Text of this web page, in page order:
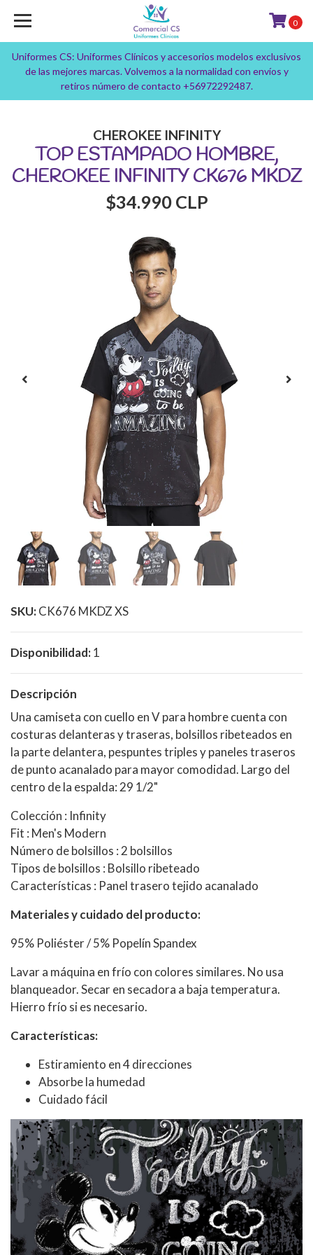
Uniformes CS: Uniformes Clínicos y accesorios modelos exclusivos
de las mejores marcas. Volvemos a la normalidad con envíos y
retiros número de contacto +56972292487.
0
CHEROKEE INFINITY
TOP ESTAMPADO HOMBRE,
CHEROKEE INFINITY CK676 MKDZ
$34.990 CLP
SKU:CK676 MKDZ XS
Disponibilidad:1
Descripción
Una camiseta con cuello en V para hombre cuenta con
costuras delanteras y traseras, bolsillos ribeteados en
la parte delantera, pespuntes triples y paneles traseros
de punto acanalado para mayor comodidad. Largo del
centro de la espalda: 29 1/2"
Colección : Infinity
Fit : Men's Modern
Número de bolsillos : 2 bolsillos
Tipos de bolsillos : Bolsillo ribeteado
Características : Panel trasero tejido acanalado
Materiales y cuidado del producto:
95% Poliéster / 5% Popelín Spandex
Lavar a máquina en frío con colores similares. No usa
blanqueador. Secar en secadora a baja temperatura.
Hierro frío si es necesario.
Características:
Estiramiento en 4 direcciones
Absorbe la humedad
Cuidado fácil